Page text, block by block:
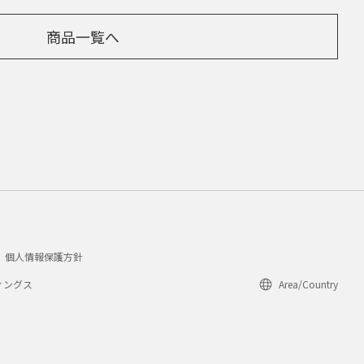
商品一覧へ
個人情報保護方針
グス
Area/Country